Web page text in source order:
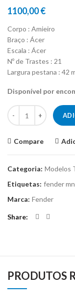
1100,00€
Corpo : Amieiro
Braço : Ácer
Escala : Ácer
Nº de Trastes : 21
Largura pestana : 42
Disponível por
Quantidade de
Compare
Categoria: Modelos
Etiquetas: fender mn
Marca: Fender
Share
PRODUTOS